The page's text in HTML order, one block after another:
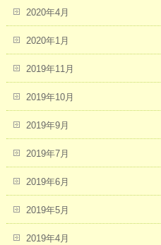
2020年4月
2020年1月
2019年11月
2019年10月
2019年9月
2019年7月
2019年6月
2019年5月
2019年4月